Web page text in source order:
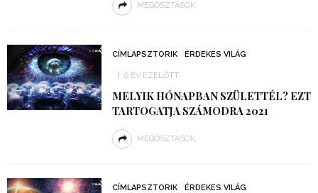
MEGOSZTÁSOK
CÍMLAPSZTORIK ÉRDEKES VILÁG
6 ÉV EZELŐTT
MELYIK HÓNAPBAN SZÜLETTÉL? EZT
TARTOGATJA SZÁMODRA 2021
MEGOSZTÁSOK
CÍMLAPSZTORIK ÉRDEKES VILÁG